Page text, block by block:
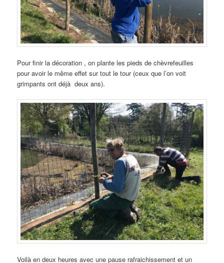
Pour finir la décoration , on plante les pieds de chèvrefeuilles
pour avoir le même effet sur tout le tour (ceux que l’on voit
grimpants ont déjà deux ans).
Voilà en deux heures avec une pause rafraichissement et un